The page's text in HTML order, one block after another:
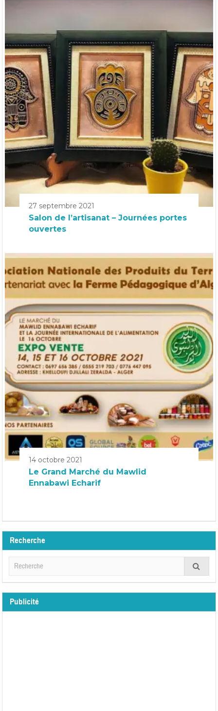
27 septembre 2021
Salon de l’artisanat – Journées portes
ouvertes
14 octobre 2021
Le Grand Marché du Mawlid
Ennabawi Echarif
Recherche
Publicité